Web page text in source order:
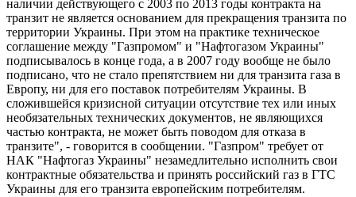
наличии действующего с 2003 по 2013 годы контракта на
транзит не является основанием для прекращения транзита по
территории Украины. При этом на практике техническое
соглашение между "Газпромом" и "Нафтогазом Украины"
подписывалось в конце года, а в 2007 году вообще не было
подписано, что не стало препятствием ни для транзита газа в
Европу, ни для его поставок потребителям Украины. В
сложившейся кризисной ситуации отсутствие тех или иных
необязательных технических документов, не являющихся
частью контракта, не может быть поводом для отказа в
транзите", - говорится в сообщении. "Газпром" требует от
НАК "Нафтогаз Украины" незамедлительно исполнить свои
контрактные обязательства и принять российский газ в ГТС
Украины для его транзита европейским потребителям.